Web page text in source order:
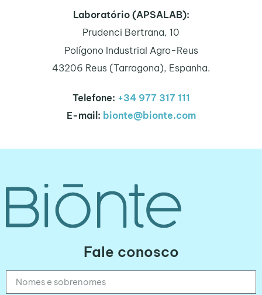
Laboratório (APSALAB):
Prudenci Bertrana, 10
Polígono Industrial Agro-Reus
43206 Reus (Tarragona), Espanha.
Telefone: +34 977 317 111
E-mail: bionte@bionte.com
Fale conosco